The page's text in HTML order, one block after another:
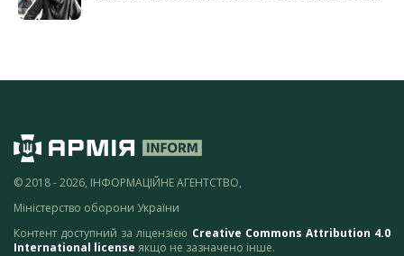
© 2018 - 2026, ІНФОРМАЦІЙНЕ АГЕНТСТВО,
Міністерство оборони України
Контент доступний за ліцензією Creative Commons Attribution 4.0
International license якщо не зазначено інше.